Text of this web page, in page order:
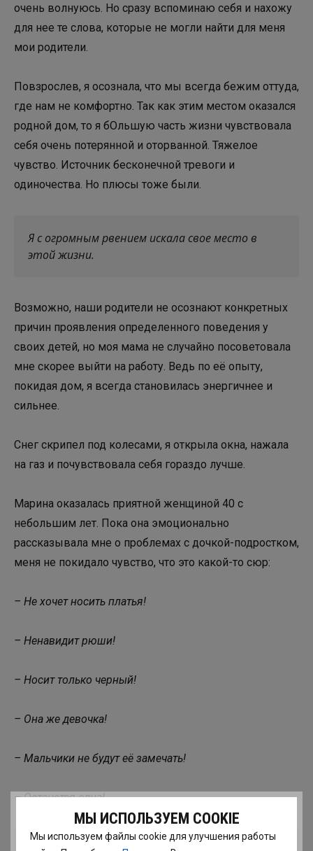
МЫ ИСПОЛЬЗУЕМ COOKIE
Мы используем файлы cookie для улучшения работы
очень волнуюсь. Но сразу вспоминаю себя и нахожу
для нее те слова, которые не могли найти для меня
мои родители.
Повзрослев, я осознала, что мы всегда бежим оттуда,
где нам не комфортно. Так как этим местом оказался
родной дом, то я бОльшую часть жизни чувствовала
себя очень потерянной и оторванной. Тяжелое
чувство. Источник бесконечной тревоги и
одиночества. Но плюсы тоже были.
Я с огромным рвением искала свое место в
этой жизни.
Возможно, наши родители не осознают конкретных
причин проявления определенного поведения у
своих детей, но моя мама не случайно посоветовала
мне скорее выйти на работу. Ведь по её опыту,
покидая дом, я всегда становилась энергичнее и
сильнее.
Снег скрипел под колесами, я открыла окна, нажала
на газ и почувствовала себя гораздо лучше.
Марина оказалась приятной женщиной 40 с
небольшим лет. Пока она эмоционально
рассказывала мне о проблемах с дочкой-подростком,
меня не покидало чувство, что это какой-то сюр:
– Не хочет носить платья!
– Ненавидит рюши!
– Носит только черный!
– Она же девочка!
– Мальчики не будут её замечать!
– Останется одна!